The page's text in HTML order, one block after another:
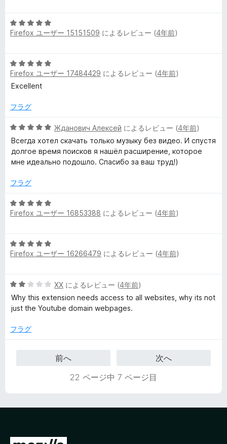
中
5
価
5
段
5
の
評
Firefox ユーザー 15151509 によるレビュー (4年前)
5
段
階
5
評
価
Firefox ユーザー 17484429 によるレビュー (4年前)
Excellent
フラグ
5
段
階
中
の
価
Жданович Алексей によるレビュー (4年前)
Всегда хотел скачать только музыку без видео. И спустя
долгое время поисков я нашёл расширение, которое
мне идеально подошло. Спасибо за ваш труд!)
フラグ
5
段
5
の
Firefox ユーザー 16853388 によるレビュー (4年前)
5
段
5
の
評
Firefox ユーザー 16266479 によるレビュー (4年前)
5
段
階
2
XX によるレビュー (4年前)
Why this extension needs access to all websites, why its not
just the Youtube domain webpages.
フラグ
前へ
次へ
22 ページ中 7 ページ目